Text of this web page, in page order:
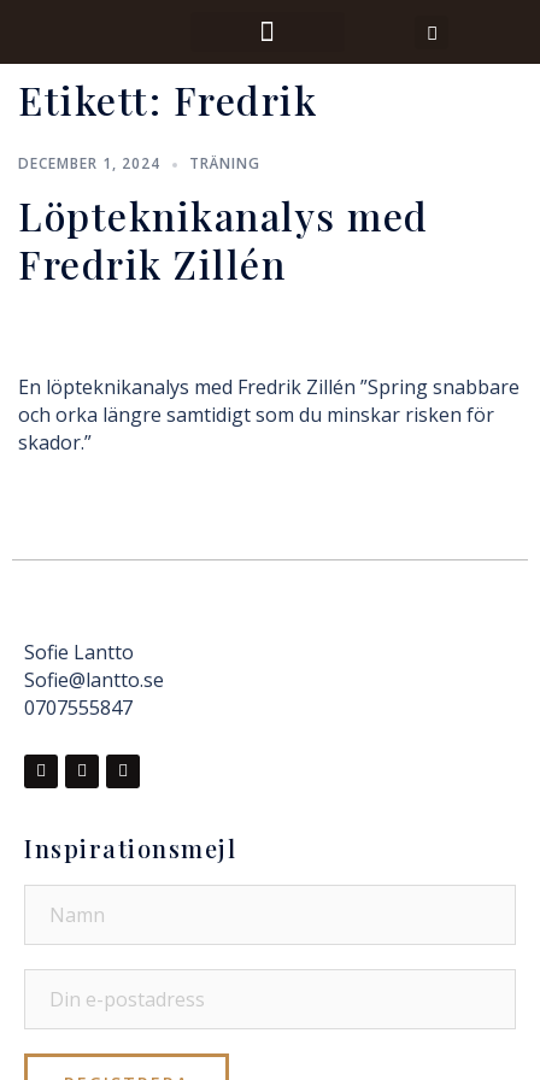
Etikett: Fredrik
DECEMBER 1, 2024 TRÄNING
Löpteknikanalys med
Fredrik Zillén
En löpteknikanalys med Fredrik Zillén ”Spring snabbare
och orka längre samtidigt som du minskar risken för
skador.”
Sofie Lantto
Sofie@lantto.se
0707555847
Inspirationsmejl